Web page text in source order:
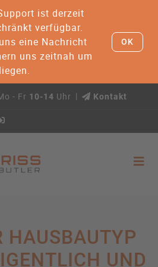
ist derzeit
verfügbar.
eine Nachricht
uns zeitnah um
OK
- Fr 10-14 Uhr Kontakt
HAUSBAUTYP
UND